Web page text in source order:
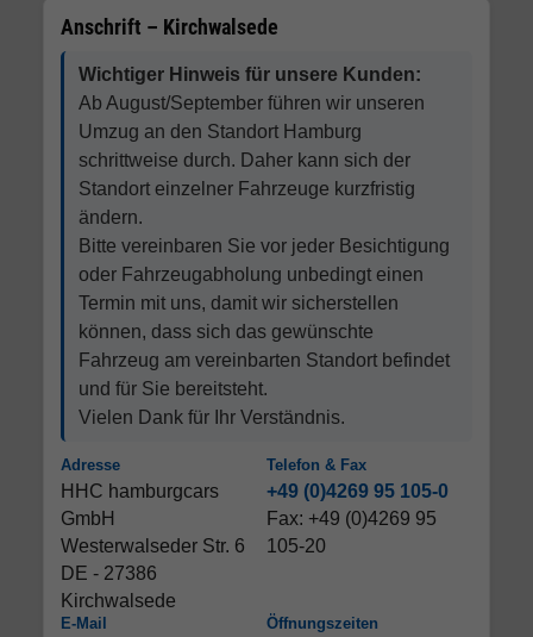
Anschrift – Kirchwalsede
Wichtiger Hinweis für unsere Kunden:
Ab August/September führen wir unseren
Umzug an den Standort Hamburg
schrittweise durch. Daher kann sich der
Standort einzelner Fahrzeuge kurzfristig
ändern.
Bitte vereinbaren Sie vor jeder Besichtigung
oder Fahrzeugabholung unbedingt einen
Termin mit uns, damit wir sicherstellen
können, dass sich das gewünschte
Fahrzeug am vereinbarten Standort befindet
und für Sie bereitsteht.
Vielen Dank für Ihr Verständnis.
Adresse
HHC hamburgcars
GmbH
Westerwalseder Str. 6
DE - 27386
Kirchwalsede
Telefon & Fax
+49 (0)4269 95 105-0
Fax: +49 (0)4269 95
105-20
E-Mail Öffnungszeiten